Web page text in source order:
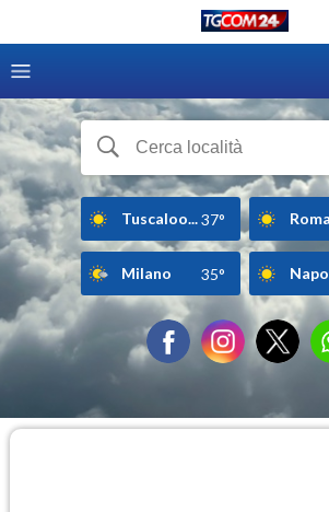
Tuscaloo...37° Roma
Milano 35°